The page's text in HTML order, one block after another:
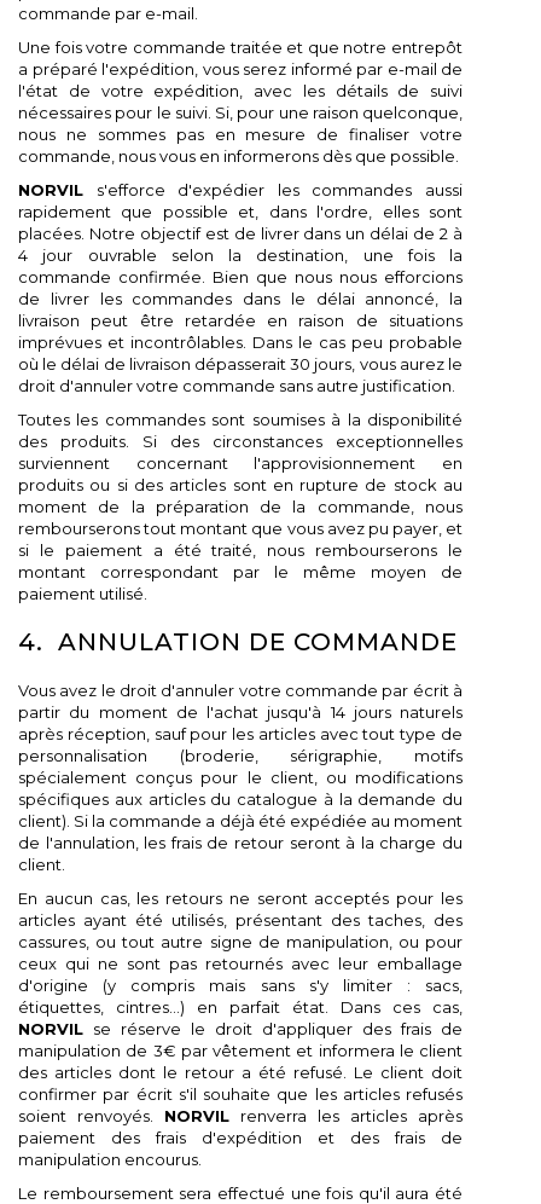
commande par e-mail.
Une fois votre commande traitée et que notre entrepôt
a préparé l'expédition, vous serez informé par e-mail de
l'état de votre expédition, avec les détails de suivi
nécessaires pour le suivi. Si, pour une raison quelconque,
nous ne sommes pas en mesure de finaliser votre
commande, nous vous en informerons dès que possible.
NORVIL s'efforce d'expédier les commandes aussi
rapidement que possible et, dans l'ordre, elles sont
placées. Notre objectif est de livrer dans un délai de 2 à
4 jour ouvrable selon la destination, une fois la
commande confirmée. Bien que nous nous efforcions
de livrer les commandes dans le délai annoncé, la
livraison peut être retardée en raison de situations
imprévues et incontrôlables. Dans le cas peu probable
où le délai de livraison dépasserait 30 jours, vous aurez le
droit d'annuler votre commande sans autre justification.
Toutes les commandes sont soumises à la disponibilité
des produits. Si des circonstances exceptionnelles
surviennent concernant l'approvisionnement en
produits ou si des articles sont en rupture de stock au
moment de la préparation de la commande, nous
rembourserons tout montant que vous avez pu payer, et
si le paiement a été traité, nous rembourserons le
montant correspondant par le même moyen de
paiement utilisé.
4. ANNULATION DE COMMANDE
Vous avez le droit d'annuler votre commande par écrit à
partir du moment de l'achat jusqu'à 14 jours naturels
après réception, sauf pour les articles avec tout type de
personnalisation (broderie, sérigraphie, motifs
spécialement conçus pour le client, ou modifications
spécifiques aux articles du catalogue à la demande du
client). Si la commande a déjà été expédiée au moment
de l'annulation, les frais de retour seront à la charge du
client.
En aucun cas, les retours ne seront acceptés pour les
articles ayant été utilisés, présentant des taches, des
cassures, ou tout autre signe de manipulation, ou pour
ceux qui ne sont pas retournés avec leur emballage
d'origine (y compris mais sans s'y limiter : sacs,
étiquettes, cintres...) en parfait état. Dans ces cas,
NORVIL se réserve le droit d'appliquer des frais de
manipulation de 3€ par vêtement et informera le client
des articles dont le retour a été refusé. Le client doit
confirmer par écrit s'il souhaite que les articles refusés
soient renvoyés. NORVIL renverra les articles après
paiement des frais d'expédition et des frais de
manipulation encourus.
Le remboursement sera effectué une fois qu'il aura été